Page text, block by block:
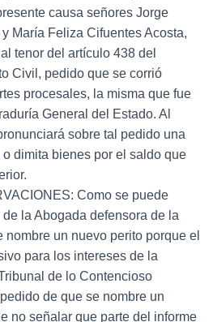
causa señores Jorge
María Feliza Cifuentes Acosta,
tenor del artículo 438 del
Civil, pedido que se corrió
procesales, la misma que fue
General del Estado. Al
sobre tal pedido una
dimita bienes por el saldo que
Como se puede
la Abogada defensora de la
un nuevo perito porque el
para los intereses de la
de lo Contencioso
de que se nombre un
no señalar que parte del informe